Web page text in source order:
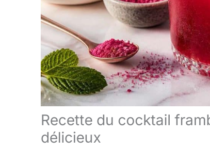
Recette du cocktail
délicieux